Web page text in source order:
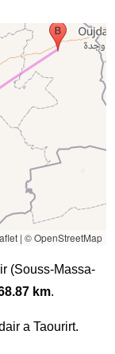
| © OpenStreetMap
(Souss-Massa-
km.
a Taourirt.